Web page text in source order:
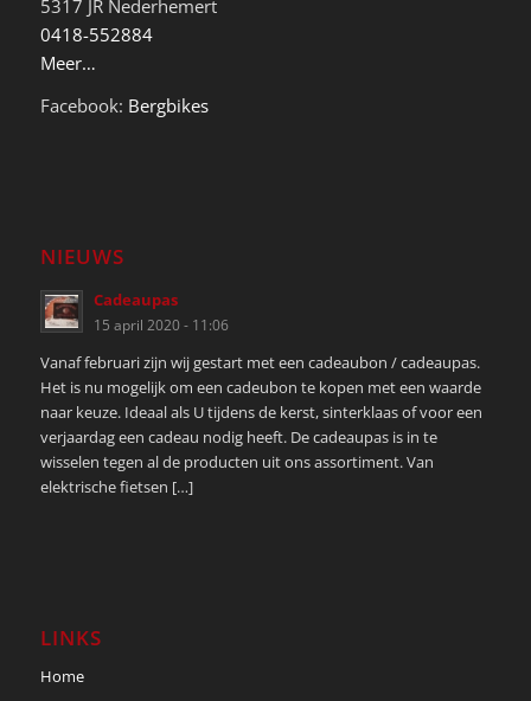
5317 JR Nederhemert
0418-552884
Meer…
Facebook: Bergbikes
NIEUWS
Cadeaupas
15 april 2020 - 11:06
Vanaf februari zijn wij gestart met een cadeaubon / cadeaupas.
Het is nu mogelijk om een cadeubon te kopen met een waarde
naar keuze. Ideaal als U tijdens de kerst, sinterklaas of voor een
verjaardag een cadeau nodig heeft. De cadeaupas is in te
wisselen tegen al de producten uit ons assortiment. Van
elektrische fietsen […]
LINKS
Home